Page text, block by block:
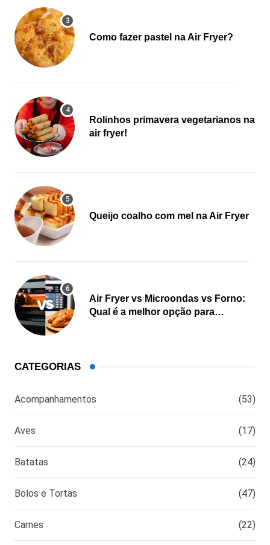
Como fazer pastel na Air Fryer?
Rolinhos primavera vegetarianos na
air fryer!
Queijo coalho com mel na Air Fryer
Air Fryer vs Microondas vs Forno:
Qual é a melhor opção para
CATEGORIAS
Acompanhamentos (53)
Aves (17)
Batatas (24)
Bolos e Tortas (47)
Carnes (22)